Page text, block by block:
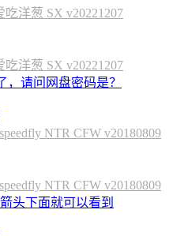
洋葱 SX v20221207
洋葱 SX v20221207
，请问网盘密码是？
NTR CFW v20180809
NTR CFW v20180809
头下面就可以看到